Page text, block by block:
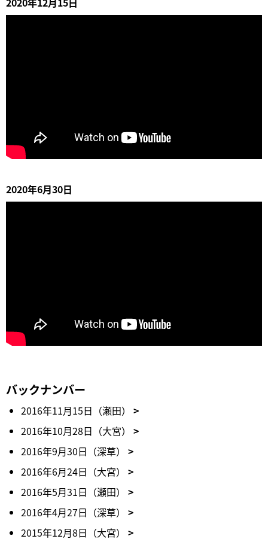
2020年6月30日
バックナンバー
2016年11月15日（瀬田）
2016年10月28日（大宮）
2016年9月30日（深草）
2016年6月24日（大宮）
2016年5月31日（瀬田）
2016年4月27日（深草）
2015年12月8日（大宮）